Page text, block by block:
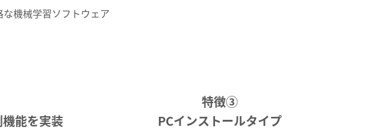
機械学習ソフトウェア
能を実装
特徴③
PCインストールタイプ